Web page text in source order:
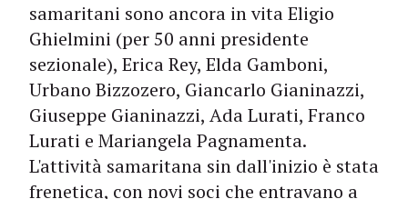
samaritani sono ancora in vita Eligio
Ghielmini (per 50 anni presidente
sezionale), Erica Rey, Elda Gamboni,
Urbano Bizzozero, Giancarlo Gianinazzi,
Giuseppe Gianinazzi, Ada Lurati, Franco
Lurati e Mariangela Pagnamenta.
L'attività samaritana sin dall'inizio è stata
frenetica, con novi soci che entravano a